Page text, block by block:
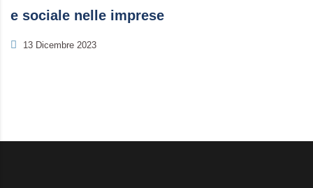
e sociale nelle imprese
13 Dicembre 2023